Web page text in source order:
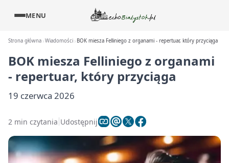
MENU
Strona główna Wiadomości BOK miesza Felliniego z organami - repertuar, który przyciąga
BOK miesza Felliniego z organami
- repertuar, który przyciąga
19 czerwca 2026
2 min czytania Udostępnij